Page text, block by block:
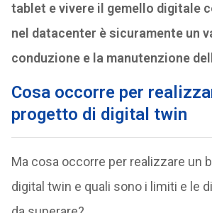
tablet e vivere il gemello digitale
nel datacenter è sicuramente un
conduzione e la manutenzione
Cosa occorre per
progetto di digital twin
Ma cosa occorre per realizzare un
digital twin e quali sono i limiti e le